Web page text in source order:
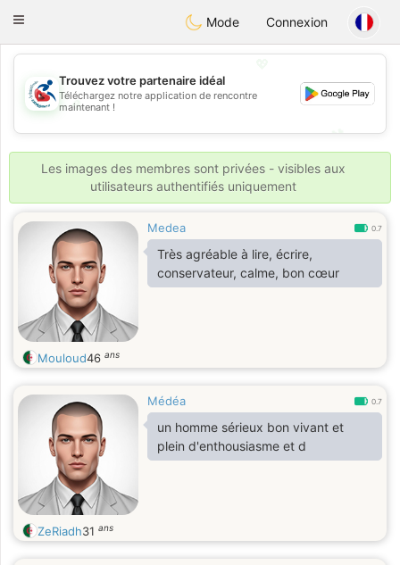
Handi Space
Toggle
Mode Connexion
💖
💕
Trouvez votre partenaire idéal
Téléchargez notre application de rencontre
maintenant !
Les images des membres sont privées - visibles aux
utilisateurs authentifiés uniquement
Medea 0.7
Très agréable à lire, écrire,
conservateur, calme, bon cœur
Mouloud46 ans
Médéa 0.7
un homme sérieux bon vivant et
plein d'enthousiasme et d
ZeRiadh31 ans